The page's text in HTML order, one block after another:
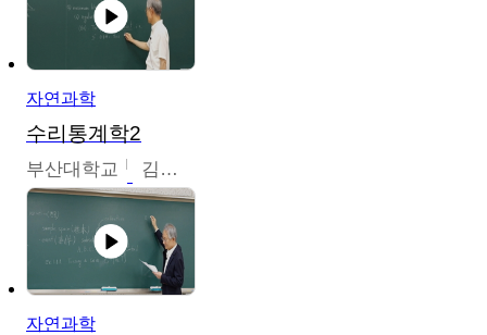
자연과학
수리통계학2
부산대학교 김충락
자연과학